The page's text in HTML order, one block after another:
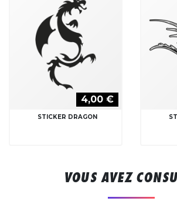
4,00 €
STICKER DRAGON
VOUS AVEZ